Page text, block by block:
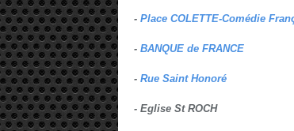
- Place COLETTE-Comédie
- BANQUE de FRANCE
- Rue Saint Honoré
- Eglise St ROCH